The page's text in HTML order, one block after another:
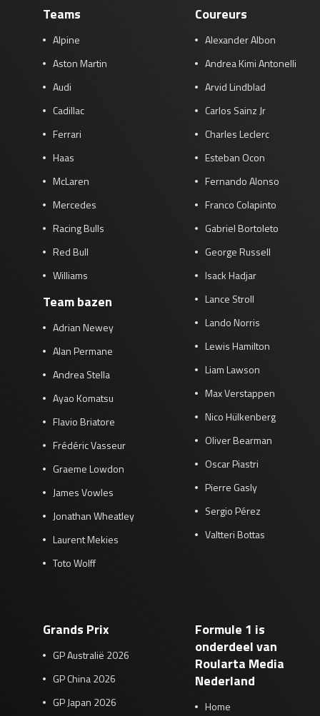
Teams
Alpine
Aston Martin
Audi
Cadillac
Ferrari
Haas
McLaren
Mercedes
Racing Bulls
Red Bull
Williams
Team bazen
Adrian Newey
Alan Permane
Andrea Stella
Ayao Komatsu
Flavio Briatore
Frédéric Vasseur
Graeme Lowdon
James Vowles
Jonathan Wheatley
Laurent Mekies
Toto Wolff
Coureurs
Alexander Albon
Andrea Kimi Antonelli
Arvid Lindblad
Carlos Sainz Jr
Charles Leclerc
Esteban Ocon
Fernando Alonso
Franco Colapinto
Gabriel Bortoleto
George Russell
Isack Hadjar
Lance Stroll
Lando Norris
Lewis Hamilton
Liam Lawson
Max Verstappen
Nico Hülkenberg
Oliver Bearman
Oscar Piastri
Pierre Gasly
Sergio Pérez
Valtteri Bottas
Grands Prix
GP Australië 2026
GP China 2026
GP Japan 2026
Formule 1 is
onderdeel van
Roularta Media
Nederland
Home